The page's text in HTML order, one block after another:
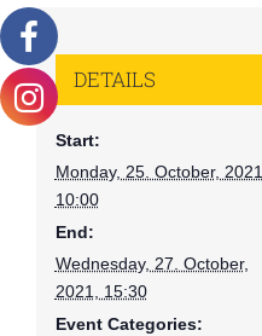
DETAILS
Start:
Monday, 25. October, 2021,
10:00
End:
Wednesday, 27. October,
2021, 15:30
Event Categories: